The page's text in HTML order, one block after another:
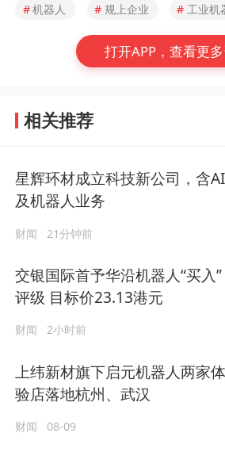
#机器人 # 规上企业 # 工业机
打开APP，查看更
相关推荐
星辉环材成立科技新公司，含AI
及机器人业务
财闻 21分钟前
交银国际首予华沿机器人“买入”
评级 目标价23.13港元
财闻 2小时前
上纬新材旗下启元机器人两家体
验店落地杭州、武汉
财闻 08-09